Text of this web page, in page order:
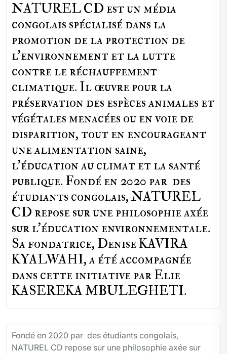
NATUREL CD est un média
congolais spécialisé dans la
promotion de la protection de
l’environnement et la lutte
contre le réchauffement
climatique. Il œuvre pour la
préservation des espèces animales et
végétales menacées ou en voie de
disparition, tout en encourageant
une alimentation saine,
l'éducation au climat et la santé
publique. Fondé en 2020 par des
étudiants congolais, NATUREL
CD repose sur une philosophie axée
sur l'éducation environnementale.
Sa fondatrice, Denise KAVIRA
KYALWAHI, a été accompagnée
dans cette initiative par Elie
KASEREKA MBULEGHETI.
Fondé en 2020 par des étudiants congolais,
NATUREL CD repose sur une philosophie axée sur